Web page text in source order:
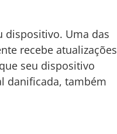
dispositivo. Uma das
recebe atualizações
seu dispositivo
danificada, também